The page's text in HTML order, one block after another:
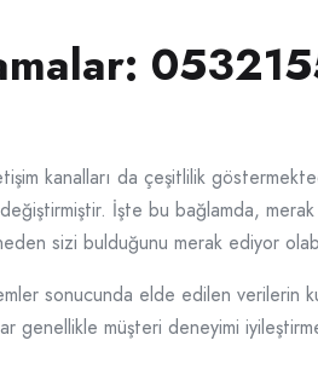
kanalları da çeşitlilik
İşte bu bağlamda,
sizi bulduğunu merak ediyor
sonucunda elde edilen verilerin
genellikle müşteri deneyimi